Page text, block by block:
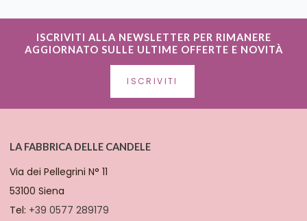
ISCRIVITI ALLA NEWSLETTER PER RIMANERE
AGGIORNATO SULLE ULTIME OFFERTE E NOVITÀ
ISCRIVITI
LA FABBRICA DELLE CANDELE
Via dei Pellegrini N° 11
53100 Siena
Tel: +39 0577 289179